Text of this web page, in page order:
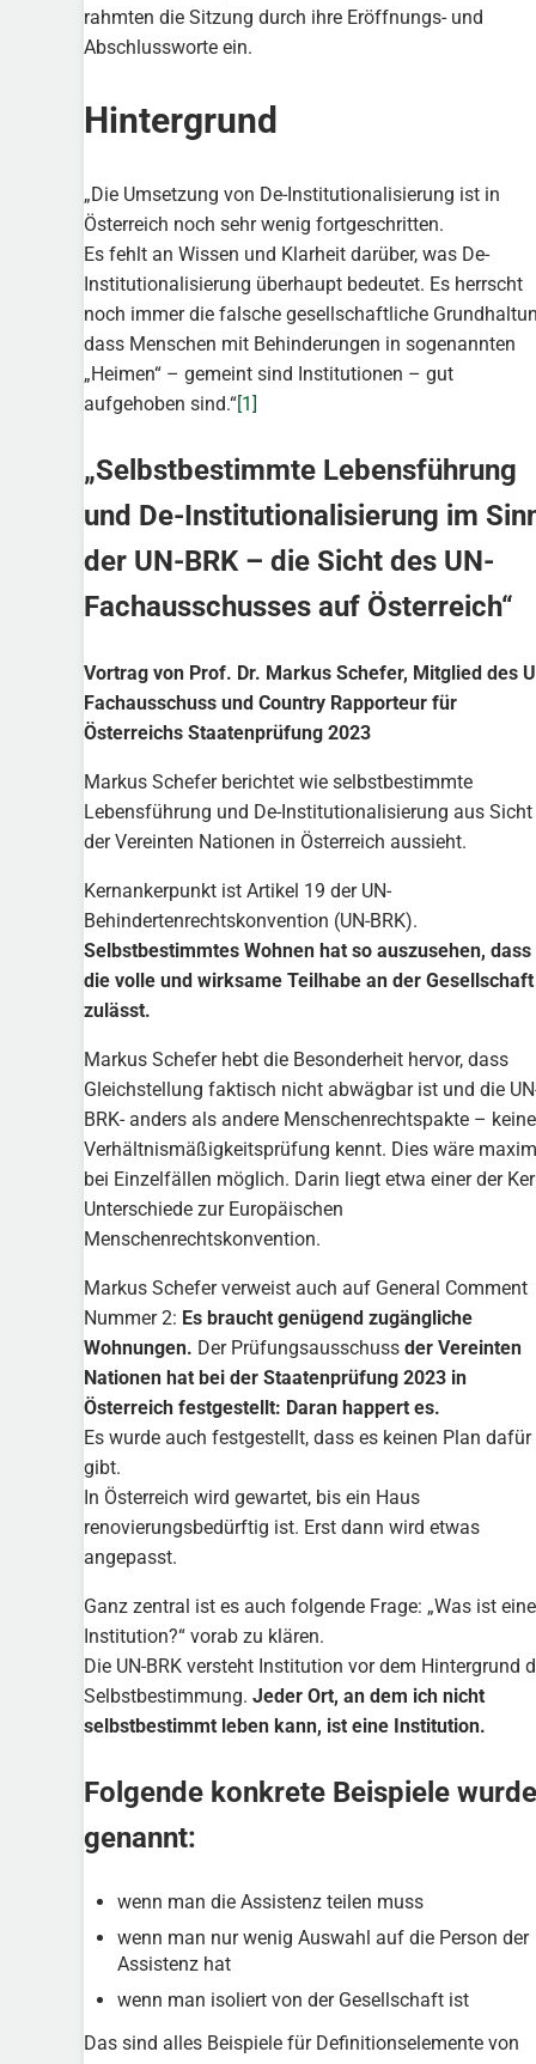
rahmten die Sitzung durch ihre Eröffnungs- und
Abschlussworte ein.
Hintergrund
„Die Umsetzung von De-Institutionalisierung ist in
Österreich noch sehr wenig fortgeschritten.
Es fehlt an Wissen und Klarheit darüber, was De-
Institutionalisierung überhaupt bedeutet. Es herrscht
noch immer die falsche gesellschaftliche
dass Menschen mit Behinderungen in sogenannten
„Heimen“ – gemeint sind Institutionen – gut
aufgehoben sind.“[1]
„Selbstbestimmte Lebensführung
und De-Institutionalisierung im
der UN-BRK – die Sicht des UN-
Fachausschusses auf Österreich“
Vortrag von Prof. Dr. Markus Schefer, Mitglied des
Fachausschuss und Country Rapporteur für
Österreichs Staatenprüfung 2023
Markus Schefer berichtet wie selbstbestimmte
Lebensführung und De-Institutionalisierung aus Sicht
der Vereinten Nationen in Österreich aussieht.
Kernankerpunkt ist Artikel 19 der UN-
Behindertenrechtskonvention (UN-BRK).
Selbstbestimmtes Wohnen hat so auszusehen, dass
die volle und wirksame Teilhabe an der Gesellschaft
zulässt.
Markus Schefer hebt die Besonderheit hervor, dass
Gleichstellung faktisch nicht abwägbar ist und die
BRK- anders als andere Menschenrechtspakte – keine
Verhältnismäßigkeitsprüfung kennt. Dies wäre
bei Einzelfällen möglich. Darin liegt etwa einer der
Unterschiede zur Europäischen
Menschenrechtskonvention.
Markus Schefer verweist auch auf General Comment
Nummer 2: Es braucht genügend zugängliche
Wohnungen. Der Prüfungsausschuss der Vereinten
Nationen hat bei der Staatenprüfung 2023 in
Österreich festgestellt: Daran happert es.
Es wurde auch festgestellt, dass es keinen Plan dafür
gibt.
In Österreich wird gewartet, bis ein Haus
renovierungsbedürftig ist. Erst dann wird etwas
angepasst.
Ganz zentral ist es auch folgende Frage: „Was ist eine
Institution?“ vorab zu klären.
Die UN-BRK versteht Institution vor dem Hintergrund
Selbstbestimmung. Jeder Ort, an dem ich nicht
selbstbestimmt leben kann, ist eine Institution.
Folgende konkrete Beispiele
genannt:
wenn man die Assistenz teilen muss
wenn man nur wenig Auswahl auf die Person der
Assistenz hat
wenn man isoliert von der Gesellschaft ist
Das sind alles Beispiele für Definitionselemente von